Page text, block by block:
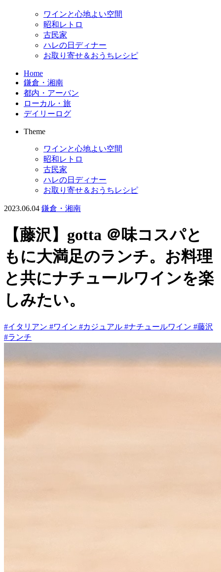
ワインと心地よい空間
昭和レトロ
古民家
ハレの日ディナー
お取り寄せ＆おうちレシピ
Home
鎌倉・湘南
都内・アーバン
ローカル・旅
デイリーログ
Theme
ワインと心地よい空間
昭和レトロ
古民家
ハレの日ディナー
お取り寄せ＆おうちレシピ
2023.06.04 鎌倉・湘南
【藤沢】gotta ＠味コスパと
もに大満足のランチ。お料理
と共にナチュールワインを楽
しみたい。
#イタリアン #ワイン #カジュアル #ナチュールワイン #藤沢
#ランチ